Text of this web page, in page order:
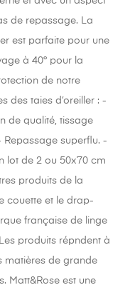
de repassage. La
est parfaite pour une
à 40° pour la
de notre
des taies d’oreiller : -
de qualité, tissage
Repassage superflu. -
lot de 2 ou 50x70 cm
produits de la
couette et le drap-
française de linge
produits répndent à
matières de grande
Matt&Rose est une